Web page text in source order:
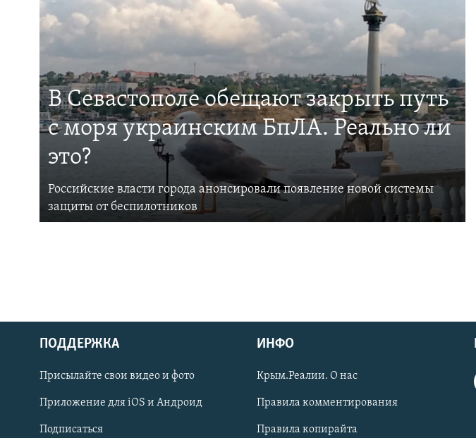
Українською
Qırımtatar
ПРИСОЕДИНЯЙТЕСЬ!
В Севастополе обещают закрыть путь
с моря украинским БпЛА. Реально ли
это?
Российские власти города анонсировали появление новой системы
защиты от беспилотников
ПОДДЕРЖКА
Присылайте свои видео и фото
Приложение для iOS и Андроид
Подписаться
ИНФО
Крым.Реалии. О нас
Правила комментирования
Правила копирайта